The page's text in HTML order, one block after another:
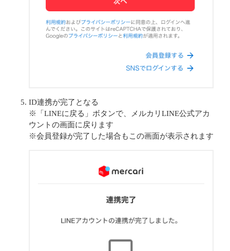
ID連携が完了となる
※「LINEに戻る」ボタンで、メルカリLINE公式アカ
ウントの画面に戻ります
※会員登録が完了した場合もこの画面が表示されます